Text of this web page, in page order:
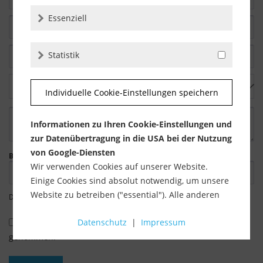
Bitte geben Sie die Zeichenfolge in das nachfolgende Textfeld ein.
Die mit einem * markierten Felder sind Pflichtfelder.
Datenschutzbestimmungenzur Kenntnis
genommen.
Essenziell
Statistik
Individuelle Cookie-Einstellungen speichern
Informationen zu Ihren Cookie-Einstellungen und
zur Datenübertragung in die USA bei der Nutzung
von Google-Diensten
Wir verwenden Cookies auf unserer Website.
Einige Cookies sind absolut notwendig, um unsere
Website zu betreiben ("essential"). Alle anderen
Verwendung zustimmen (z. B. für Google Maps).
Datenschutz | Impressum